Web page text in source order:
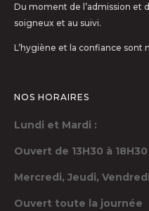
Du moment de l’admission et
soigneux et au suivi.
L’hygiène et la confiance sont
NOS HORAIRES
Lundi et Mardi :
Ouvert de 13H30 à 18H30
Mercredi, Jeudi,
Ouvert toute la journée